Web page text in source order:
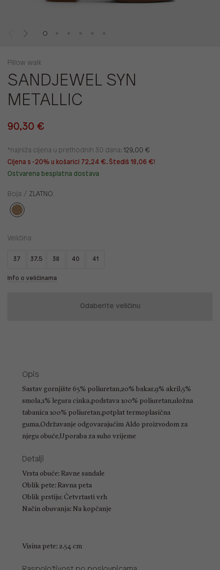
Pillow walk
SANDJEWEL SYN
METALLIC
90,30 €
*najniža cijena u prethodnih 30 dana: 129,00 €
Cijena s -20% u košarici 72,24 €. Štediš 18,06 €!
Ostvarena besplatna dostava
Boja / ZLATNO
Veličina
37 37.5 38 40 41
Info o veličinama
Odaberite veličinu
Opis
Sastav gornjište 65% poliuretan,20% bakar,9% akril,5%
smola,1% legura cinka,podstava 100% poliuretan,uložna
tabanica 100% poliuretan,potplat termoplasična
guma,Održavanje odgovarajućim Aldo proizvodom za
njegu obuće,Uporaba za suho vrijeme
Detalji
Vrsta obuće: Ravne sandale
Oblik pete: Ravna peta
Oblik prstiju: Četvrtasti vrh
Način obuvanja: Na kopčanje
Visina pete: 2.54 cm